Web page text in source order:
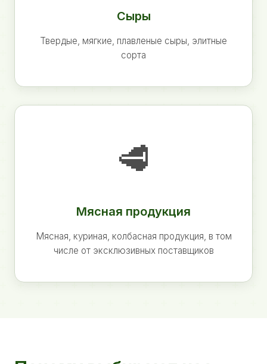
Сыры
Твердые, мягкие, плавленые сыры, элитные
сорта
🥩
Мясная продукция
Мясная, куриная, колбасная продукция, в том
числе от эксклюзивных поставщиков